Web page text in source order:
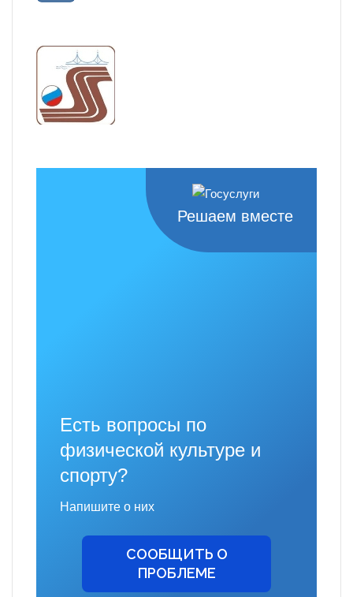
Решаем вместе
Есть вопросы по
физической культуре и
спорту?
Напишите о них
СООБЩИТЬ О
ПРОБЛЕМЕ